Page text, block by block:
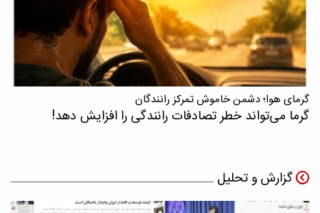
گرمای هوا؛ دشمن خاموش تمرکز رانندگان
گرما می‌تواند خطر تصادفات رانندگی را افزایش دهد!
گزارش و تحلیل